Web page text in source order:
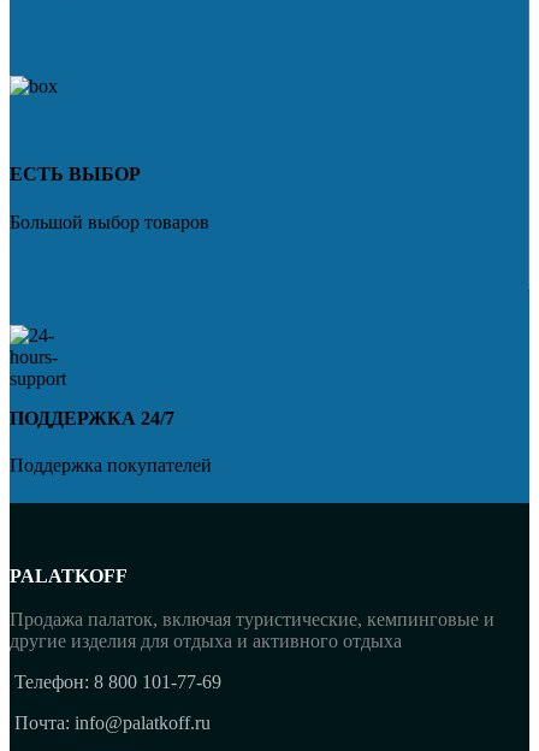
ЕСТЬ ВЫБОР
Большой выбор товаров
ПОДДЕРЖКА 24/7
Поддержка покупателей
PALATKOFF
Продажа палаток, включая туристические, кемпинговые и
другие изделия для отдыха и активного отдыха
Телефон: 8 800 101-77-69
Почта: info@palatkoff.ru